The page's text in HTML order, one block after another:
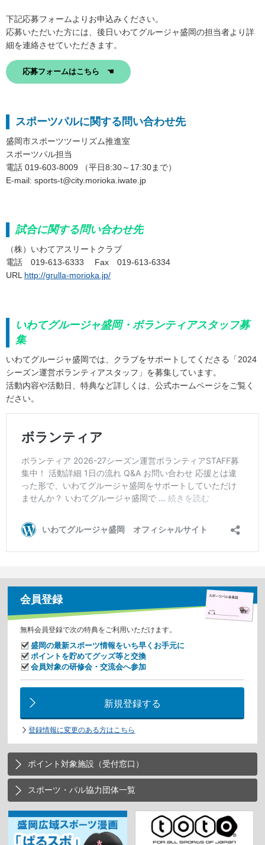
下記応募フォームよりお申込みください。
応募いただいた方には、後日いわてグルージャ盛岡の担当者より詳
細を連絡させていただきます。
応募フォームはこちら ☚
スポーツパルに関する問い合わせ先
盛岡市スポーツツーリズム推進室
スポーツパル担当
電話 019-603-8009 （平日8:30～17:30まで）
E-mail: sports-t@city.morioka.iwate.jp
試合に関する問い合わせ先
（株）いわてアスリートクラブ
電話 019-613-6333 Fax 019-613-6334
URL http://grulla-morioka.jp/
いわてグルージャ盛岡・ボランティアスタッフ募
集
いわてグルージャ盛岡では、クラブをサポートしてくださる「2024
シーズン運営ボランティアスタッフ」を募集しています。
活動内容や活動日、特典など詳しくは、公式ホームページをご覧く
ださい。
会員登録
無料会員登録で次の特典をご利用いただけます。
盛岡の最新スポーツ情報をいち早くお手元に
ポイントを貯めてグッズ等と交換
会員対象の研修会・交流会へ参加
新規登録する
登録情報に変更のある方はこちら
ポイント対象施設（受付窓口）
スポーツ・パル協力団体一覧